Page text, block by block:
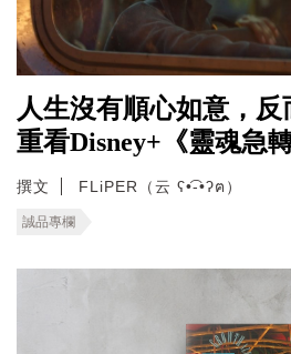
人生沒有順心如意，反
重看Disney+《靈魂急轉
撰文 FLiPER（云 ʕ•͡-•ʔฅ）
誠品專欄